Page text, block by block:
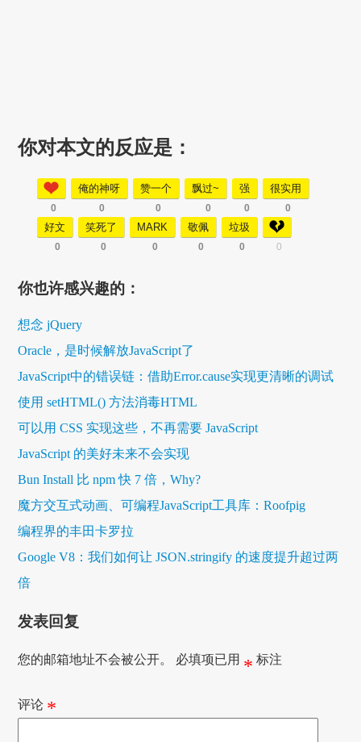
你对本文的反应是：
0
俺的神呀
0
赞一个
0
飘过~
0
强
0
很实用
0
好文
0
笑死了
0
MARK
0
敬佩
0
垃圾
0 0
你也许感兴趣的：
想念 jQuery
Oracle，是时候解放JavaScript了
JavaScript中的错误链：借助Error.cause实现更清晰的调试
使用 setHTML() 方法消毒HTML
可以用 CSS 实现这些，不再需要 JavaScript
JavaScript 的美好未来不会实现
Bun Install 比 npm 快 7 倍，Why?
魔方交互式动画、可编程JavaScript工具库：Roofpig
编程界的丰田卡罗拉
Google V8：我们如何让 JSON.stringify 的速度提升超过两
倍
发表回复
您的邮箱地址不会被公开。 必填项已用 * 标注
评论 *